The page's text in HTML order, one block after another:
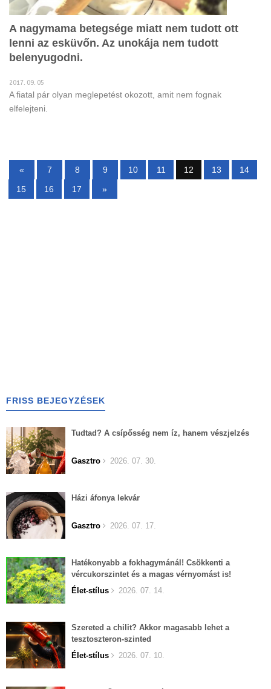
A nagymama betegsége miatt nem tudott ott
lenni az esküvőn. Az unokája nem tudott
belenyugodni.
2017. 09. 05
A fiatal pár olyan meglepetést okozott, amit nem fognak
elfelejteni.
« 7 8 9 10 11 12 13
14
15
16 17 »
FRISS BEJEGYZÉSEK
Tudtad? A csípősség nem íz, hanem vészjelzés
Gasztro 2026. 07. 30.
Házi áfonya lekvár
Gasztro 2026. 07. 17.
Hatékonyabb a fokhagymánál! Csökkenti a
vércukorszintet és a magas vérnyomást is!
Élet-stílus
2026. 07. 14.
Szereted a chilit? Akkor magasabb lehet a
tesztoszteron-szinted
Élet-stílus
2026. 07. 10.